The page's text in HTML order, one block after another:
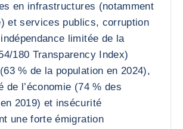
en infrastructures (notamment
et services publics, corruption
limitée de la
180 Transparency Index)
% de la population en 2024),
de l’économie (74 % des
2019) et insécurité
une forte émigration